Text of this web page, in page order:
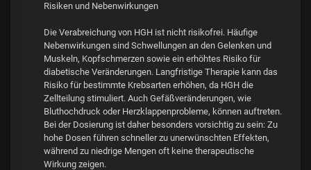
Risiken und Nebenwirkungen
Die Verabreichung von HGH ist nicht risikofrei. Häufige
Nebenwirkungen sind Schwellungen an den Gelenken und
Muskeln, Kopfschmerzen sowie ein erhöhtes Risiko für
diabetische Veränderungen. Langfristige Therapie kann das
Risiko für bestimmte Krebsarten erhöhen, da HGH die
Zellteilung stimuliert. Auch Gefäßveränderungen, wie
Bluthochdruck oder Herzklappenprobleme, können auftreten.
Bei der Dosierung ist daher besonders vorsichtig zu sein: Zu
hohe Dosen führen schneller zu unerwünschten Effekten,
während zu niedrige Mengen oft keine therapeutische
Wirkung zeigen.